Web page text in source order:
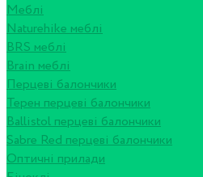
Меблі
Naturehike меблі
BRS меблі
Brain меблі
Перцеві балончики
Терен перцеві балончики
Ballistol перцеві балончики
Sabre Red перцеві балончики
Оптичні прилади